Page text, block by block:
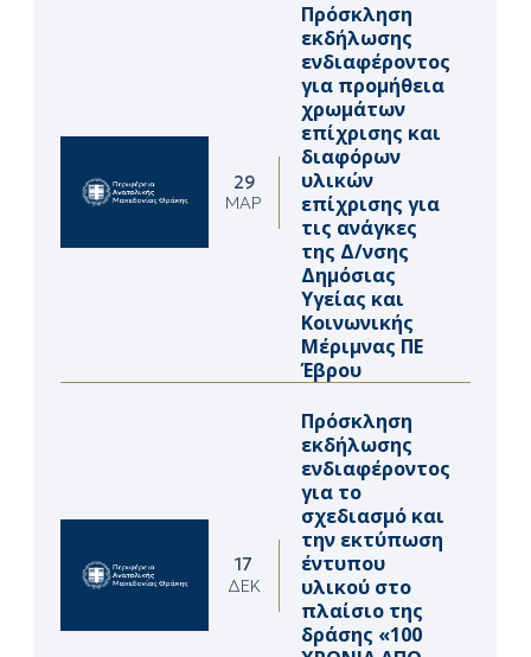
29
ΜΑΡ
Πρόσκληση
εκδήλωσης
ενδιαφέροντος
για προμήθεια
χρωμάτων
επίχρισης και
διαφόρων
υλικών
επίχρισης για
τις ανάγκες
της Δ/νσης
Δημόσιας
Υγείας και
Κοινωνικής
Μέριμνας ΠΕ
Έβρου
17
ΔΕΚ
Πρόσκληση
εκδήλωσης
ενδιαφέροντος
για το
σχεδιασμό και
την εκτύπωση
έντυπου
υλικού στο
πλαίσιο της
δράσης «100